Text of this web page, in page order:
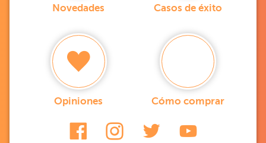
Novedades Casos de éxito
Opiniones Cómo comprar